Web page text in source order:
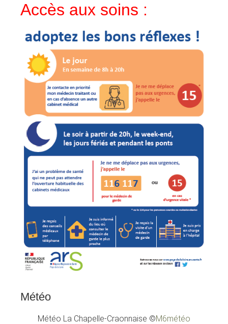
Accès aux soins :
Météo
Météo La Chapelle-Craonnaise ©M6météo